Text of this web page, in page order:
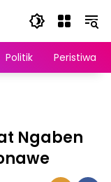
Politik Peristiwa
Ngaben